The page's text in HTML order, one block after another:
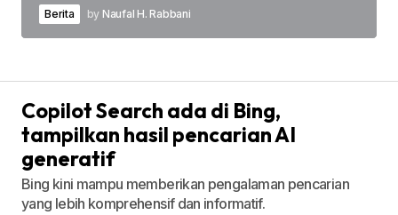
Berita by Naufal H. Rabbani
Copilot Search ada di Bing,
tampilkan hasil pencarian AI
generatif
Bing kini mampu memberikan pengalaman pencarian
yang lebih komprehensif dan informatif.